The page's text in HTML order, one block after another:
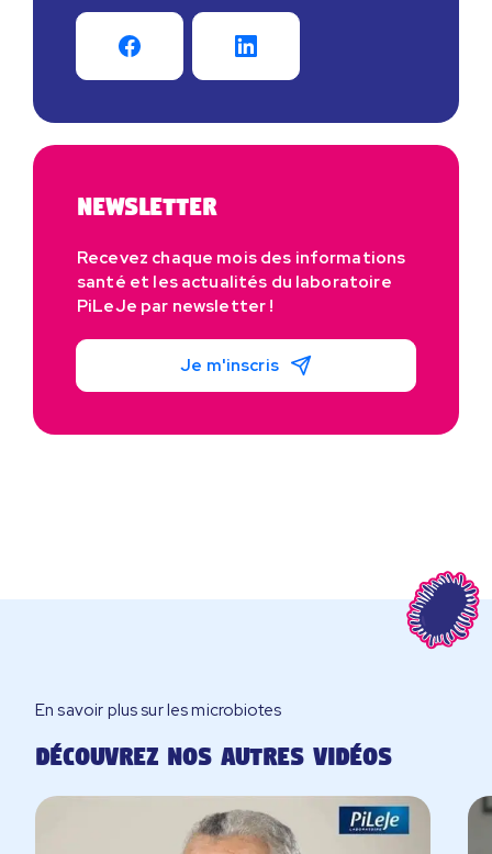
Newsletter
Recevez chaque mois des informations
santé et les actualités du laboratoire
PiLeJe par newsletter !
Je m'inscris
En savoir plus sur les microbiotes
Découvrez nos autres vidéos